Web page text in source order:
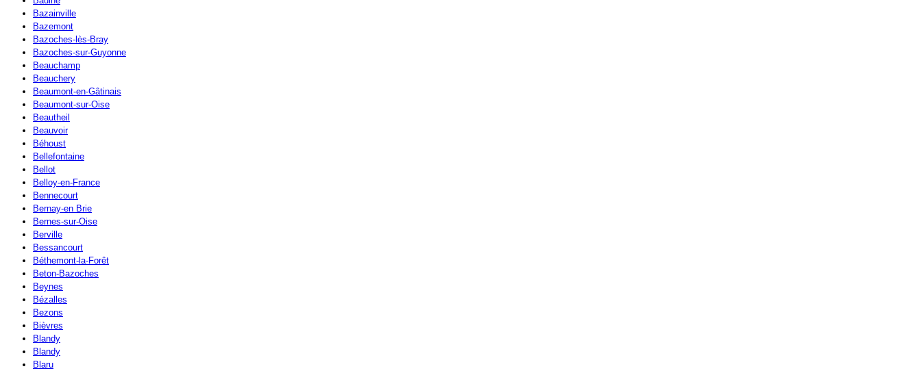
Bazainville
Bazemont
Bazoches-lès-Bray
Bazoches-sur-Guyonne
Beauchamp
Beauchery
Beaumont-en-Gâtinais
Beaumont-sur-Oise
Beautheil
Beauvoir
Béhoust
Bellefontaine
Bellot
Belloy-en-France
Bennecourt
Bernay-en Brie
Bernes-sur-Oise
Berville
Bessancourt
Béthemont-la-Forêt
Beton-Bazoches
Beynes
Bézalles
Bezons
Bièvres
Blandy
Blandy
Blaru